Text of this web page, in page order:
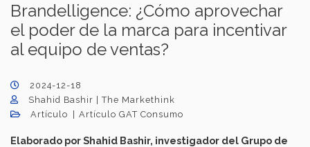
Brandelligence: ¿Cómo aprovechar
el poder de la marca para incentivar
al equipo de ventas?
2024-12-18
Shahid Bashir | The Markethink
Artículo
Artículo GAT Consumo
Elaborado por Shahid Bashir, investigador del Grupo de